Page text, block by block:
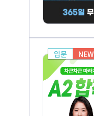
입문 NEW